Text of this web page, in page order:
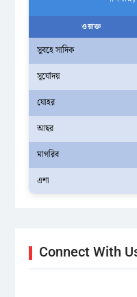
ওয়াক্ত
সুবহে সাদিক
সূর্যোদয়
যোহর
আছর
মাগরিব
এশা
Connect With